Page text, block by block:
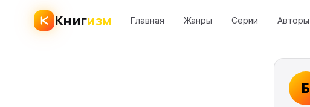
Книгизм Главная Жанры Серии Авторы
Б